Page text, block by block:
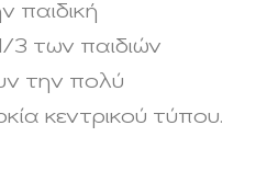
παιδική
3 των παιδιών
την πολύ
κεντρικού τύπου.